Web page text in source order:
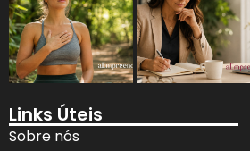
Links Úteis
Sobre nós